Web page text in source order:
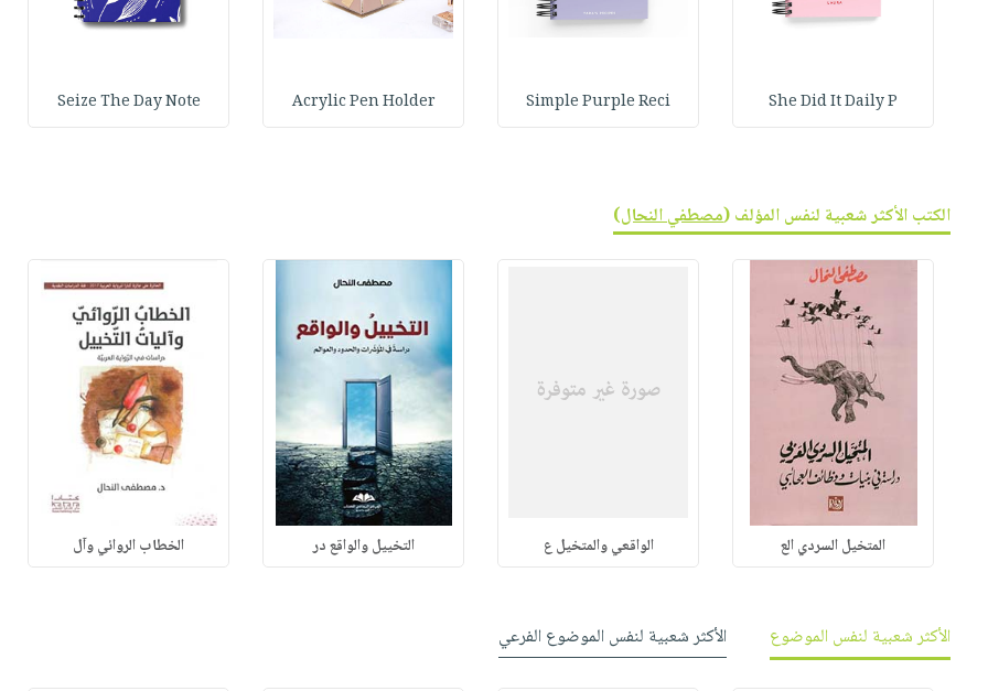
She Did It Daily P
Simple Purple Reci
Acrylic Pen Holder
Seize The Day Note
الكتب الأكثر شعبية لنفس المؤلف (مصطفي النحال)
المتخيل السردي الع الواقعي والمتخيل ع التخييل والواقع در الخطاب الروائي وآل
الأكثر شعبية لنفس الموضوع الأكثر شعبية لنفس الموضوع الفرعي